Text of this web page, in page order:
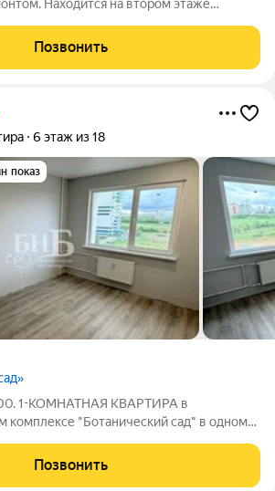
Находится на втором этаже
обеспечивает тишину и спокойствие.
шкафы и
Позвонить
6 этаж из 18
показ
1-КОМНАТНАЯ КВАРТИРА в
"Ботанический сад" в одном
д. 21. Новый дом - 2025г постройки.
проживания, Вы
Позвонить